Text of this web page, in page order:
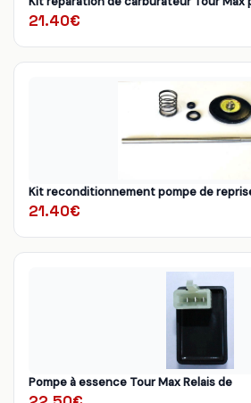
21.40€
Kit reconditionnement pompe de
21.40€
Pompe à essence Tour Max Relais de